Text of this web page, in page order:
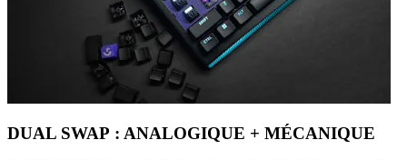
DUAL SWAP : ANALOGIQUE + MÉCANIQUE